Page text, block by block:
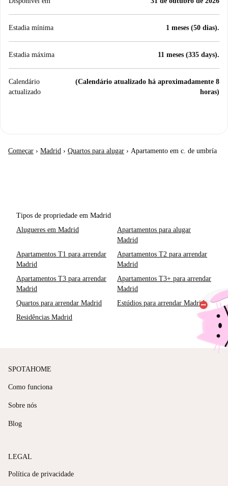
Estadia mínima 1 meses (50 dias).
Estadia máxima 11 meses (335 days).
Calendário
actualizado
(Calendário atualizado há aproximadamente 8
horas)
Começar › Madrid › Quartos para alugar › Apartamento em c. de umbría
Tipos de propriedade em Madrid
Alugueres em Madrid
Apartamentos para alugar
Madrid
Apartamentos T1 para arrendar
Madrid
Apartamentos T2 para arrendar
Madrid
Apartamentos T3 para arrendar
Madrid
Apartamentos T3+ para arrendar
Madrid
Quartos para arrendar Madrid
Estúdios para arrendar Madrid
Residências Madrid
SPOTAHOME
Como funciona
Sobre nós
Blog
LEGAL
Política de privacidade